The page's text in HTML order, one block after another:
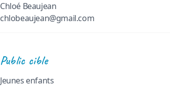
Chloé Beaujean
chlobeaujean@gmail.com
Public cible
Jeunes enfants